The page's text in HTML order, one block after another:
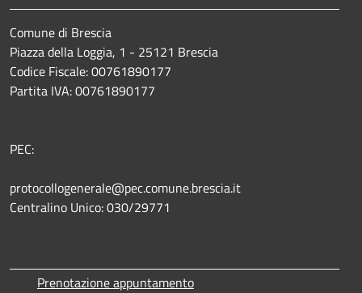
Comune di Brescia
Piazza della Loggia, 1 - 25121 Brescia
Codice Fiscale: 00761890177
Partita IVA: 00761890177
PEC:
protocollogenerale@pec.comune.brescia.it
Centralino Unico: 030/29771
Prenotazione appuntamento